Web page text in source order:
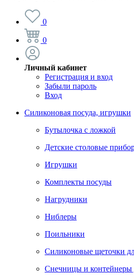
0
0
Личный кабинет
Регистрация и вход
Забыли пароль
Вход
Силиконовая посуда, игрушки
Бутылочка с ложкой
Детские столовые
Игрушки
Комплекты посуды
Нагрудники
Ниблеры
Поильники
Силиконовые щеточки
Снечницы и контейнеры